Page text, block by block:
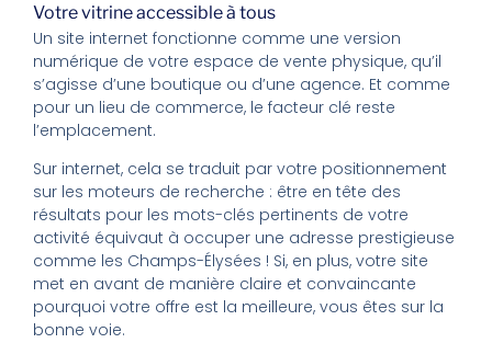
Votre vitrine accessible à tous
Un site internet fonctionne comme une version
numérique de votre espace de vente physique, qu’il
s’agisse d’une boutique ou d’une agence. Et comme
pour un lieu de commerce, le facteur clé reste
l’emplacement.
Sur internet, cela se traduit par votre positionnement
sur les moteurs de recherche : être en tête des
résultats pour les mots-clés pertinents de votre
activité équivaut à occuper une adresse prestigieuse
comme les Champs-Élysées ! Si, en plus, votre site
met en avant de manière claire et convaincante
pourquoi votre offre est la meilleure, vous êtes sur la
bonne voie.